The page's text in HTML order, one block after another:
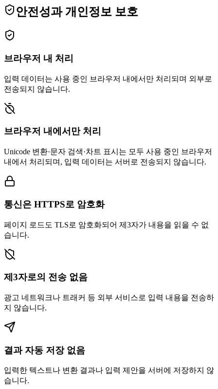
안전성과 개인정보 보호
브라우저 내 처리
입력 데이터는 사용 중인 브라우저 내에서만 처리되며 외부로
전송되지 않습니다.
브라우저 내에서만 처리
Unicode 변환·문자 검색·차트 표시는 모두 사용 중인 브라우저
내에서 처리되며, 입력 데이터는 서버로 전송되지 않습니다.
통신은 HTTPS로 암호화
페이지 로드도 TLS로 암호화되어 제3자가 내용을 읽을 수 없
습니다.
제3자로의 전송 없음
광고 네트워크나 트래커 등 외부 서비스로 입력 내용을 전송하
지 않습니다.
결과 자동 저장 없음
입력한 텍스트나 변환 결과나 입력 제안을 서버에 저장하지 않
습니다.